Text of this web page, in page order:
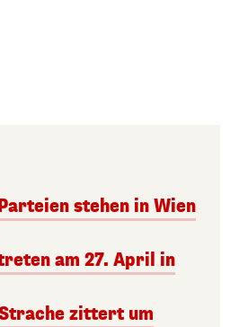
stehen in Wien
am 27. April in
zittert um